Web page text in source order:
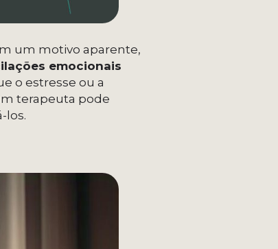
um motivo aparente,
emocionais
o estresse ou a
terapeuta pode
los.